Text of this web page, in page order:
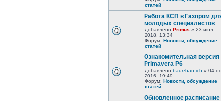
статей
Работа КСП в Газпром
молодых специалистов
Добавлено Primus » 23 июл
2018, 13:34
Форум: Новости, обсуждение
статей
Ознакомительная версия
Primavera P6
Добавлено baurzhan.ich » 04
2016, 19:49
Форум: Новости, обсуждение
статей
Обновленное расписание